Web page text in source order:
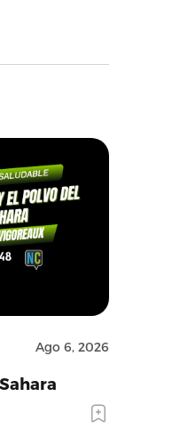
Ago 6, 2026